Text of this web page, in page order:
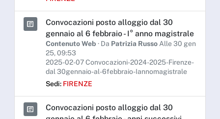
Convocazioni posto alloggio dal 30
gennaio al 6 febbraio - I° anno magistrale
Contenuto Web · Da Patrizia Russo Alle 30 gen
25, 09:53
2025-02-07 Convocazioni-2024-2025-Firenze-
dal 30gennaio-al-6febbraio-Iannomagistrale
Sedi: FIRENZE
Convocazioni posto alloggio dal 30